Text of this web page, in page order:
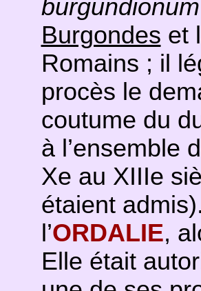
burgundionum
Burgondes et
Romains ; il
procès le
coutume du
à l’ensemble
Xe au XIIIe
étaient
l’ORDALIE,
Elle était